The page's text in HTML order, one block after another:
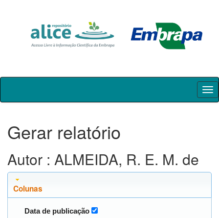
Skip
Gerar relatório
Autor : ALMEIDA, R. E. M. de
Colunas
Data de publicação